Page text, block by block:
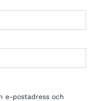
e-postadress och